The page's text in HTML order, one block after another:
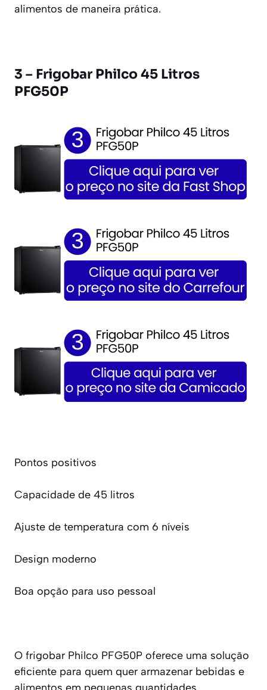
alimentos de maneira prática.
3 – Frigobar Philco 45 Litros
PFG50P
Pontos positivos
Capacidade de 45 litros
Ajuste de temperatura com 6 níveis
Design moderno
Boa opção para uso pessoal
O frigobar Philco PFG50P oferece uma solução
eficiente para quem quer armazenar bebidas e